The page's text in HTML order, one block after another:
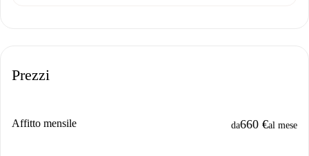
Prezzi
Affitto mensile da660 €al mese